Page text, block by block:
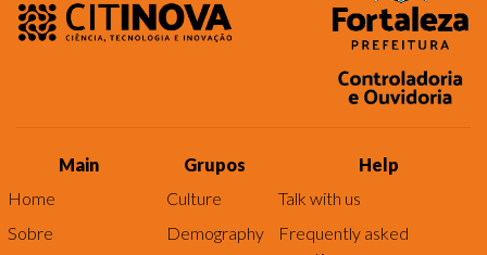
Main
Home
Sobre
Grupos
Culture
Demography
Help
Talk with us
Frequently asked